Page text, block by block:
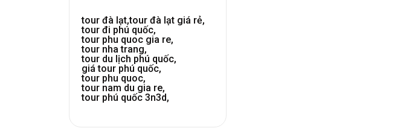
tour đà lạt,tour đà lạt giá rẻ,
tour đi phú quốc,
tour phu quoc gia re,
tour nha trang,
tour du lịch phú quốc,
giá tour phú quốc,
tour phu quoc,
tour nam du gia re,
tour phú quốc 3n3d,